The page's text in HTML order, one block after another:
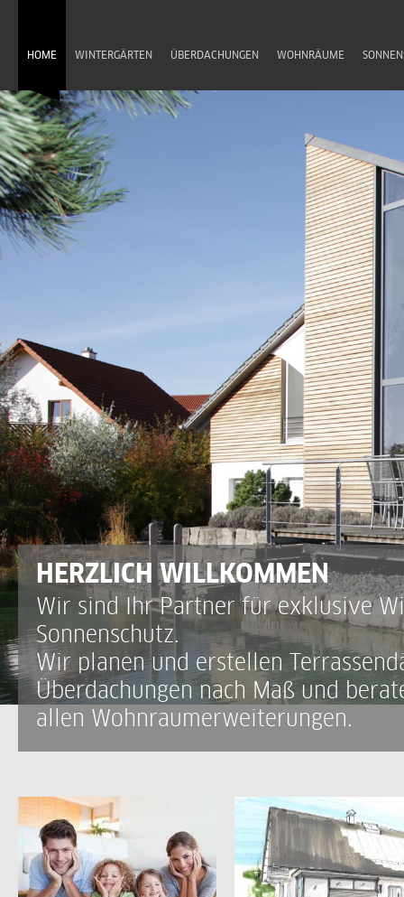
HOME WINTERGÄRTEN ÜBERDACHUNGEN WOHNRÄUME
HERZLICH WILLKOMMEN
Wir sind Ihr Partner für exklusive
Sonnenschutz.
Wir planen und erstellen
Überdachungen nach Maß und
allen Wohnraumerweiterungen.